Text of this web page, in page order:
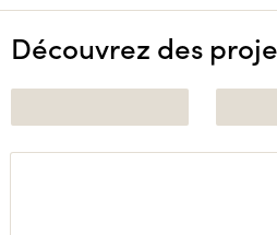
Découvrez des